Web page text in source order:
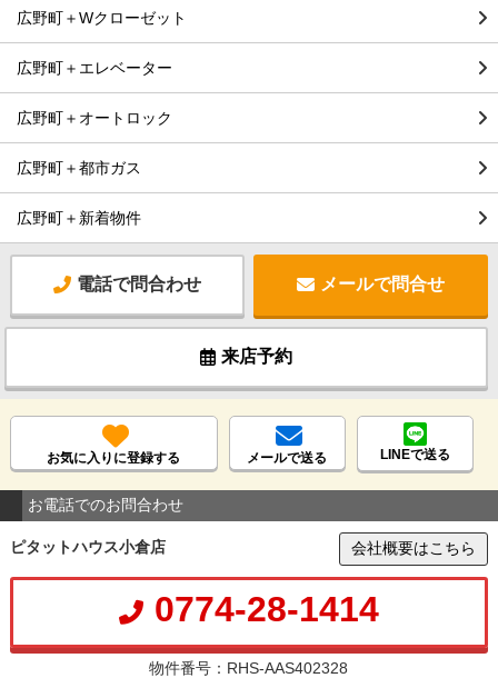
広野町＋Wクローゼット
広野町＋エレベーター
広野町＋オートロック
広野町＋都市ガス
広野町＋新着物件
電話で問合わせ メールで問合せ
来店予約
お気に入りに登録する メールで送る LINEで送る
お電話でのお問合わせ
ピタットハウス小倉店 会社概要はこちら
0774-28-1414
物件番号：RHS-AAS402328